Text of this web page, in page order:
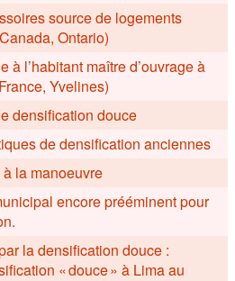
source de logements
Ontario)
à l’habitant maître d’ouvrage à
Yvelines)
densification douce
de densification anciennes
la manoeuvre
encore prééminent pour
la densification douce :
« douce » à Lima au